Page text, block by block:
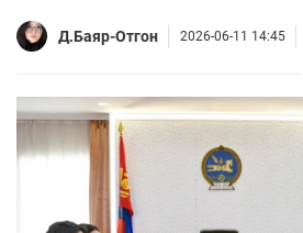
Д.Баяр-Отгон 2026-06-11 14:45